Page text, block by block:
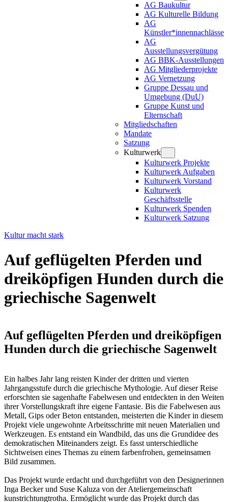
AG Baukultur
AG Kulturelle Bildung
AG
Künstler*innennachlässe
AG
Ausstellungsvergütung
AG BBK-Ausstellungen
AG Mitgliederprojekte
AG Vernetzung
Gruppe Dessau und
Umgebung (DuU)
Gruppe Kunst und
Elternschaft
Mitgliedschaften
Mandate
Satzung
Kulturwerk
Kulturwerk Projekte
Kulturwerk Aufgaben
Kulturwerk Vorstand
Kulturwerk
Geschäftsstelle
Kulturwerk Spenden
Kulturwerk Satzung
Kultur macht stark
Auf geflügelten Pferden und
dreiköpfigen Hunden durch die
griechische Sagenwelt
Auf geflügelten Pferden und dreiköpfigen
Hunden durch die griechische Sagenwelt
Ein halbes Jahr lang reisten Kinder der dritten und vierten
Jahrgangsstufe durch die griechische Mythologie. Auf dieser Reise
erforschten sie sagenhafte Fabelwesen und entdeckten in den Weiten
ihrer Vorstellungskraft ihre eigene Fantasie. Bis die Fabelwesen aus
Metall, Gips oder Beton entstanden, meisterten die Kinder in diesem
Projekt viele ungewohnte Arbeitsschritte mit neuen Materialien und
Werkzeugen. Es entstand ein Wandbild, das uns die Grundidee des
demokratischen Miteinanders zeigt. Es fasst unterschiedliche
Sichtweisen eines Themas zu einem farbenfrohen, gemeinsamen
Bild zusammen.
Das Projekt wurde erdacht und durchgeführt von den Designerinnen
Inga Becker und Suse Kaluza von der Ateliergemeinschaft
kunstrichtungtrotha. Ermöglicht wurde das Projekt durch das